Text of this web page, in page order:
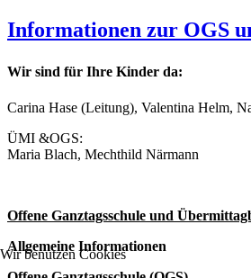
Informationen zur OGS
Wir sind für Ihre Kinder da:
Carina Hase (Leitung), Valentina Helm,
ÜMI &OGS:
Maria Blach, Mechthild Närmann
Offene Ganztagsschule und
Allgemeine Informationen
Wir benutzen Cookies